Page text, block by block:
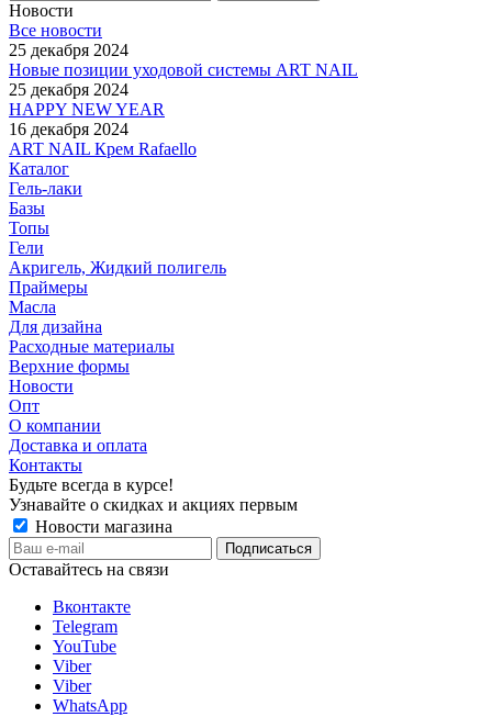
Новости
Все новости
25 декабря 2024
Новые позиции уходовой системы ART NAIL
25 декабря 2024
HAPPY NEW YEAR
16 декабря 2024
ART NAIL Крем Rafaello
Каталог
Гель-лаки
Базы
Топы
Гели
Акригель, Жидкий полигель
Праймеры
Масла
Для дизайна
Расходные материалы
Верхние формы
Новости
Опт
О компании
Доставка и оплата
Контакты
Будьте всегда в курсе!
Узнавайте о скидках и акциях первым
Новости магазина
Оставайтесь на связи
Вконтакте
Telegram
YouTube
Viber
Viber
WhatsApp